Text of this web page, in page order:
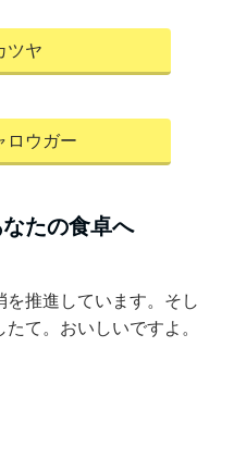
ツヤ
ロウガー
なたの食卓へ
推進しています。そし
て。おいしいですよ。